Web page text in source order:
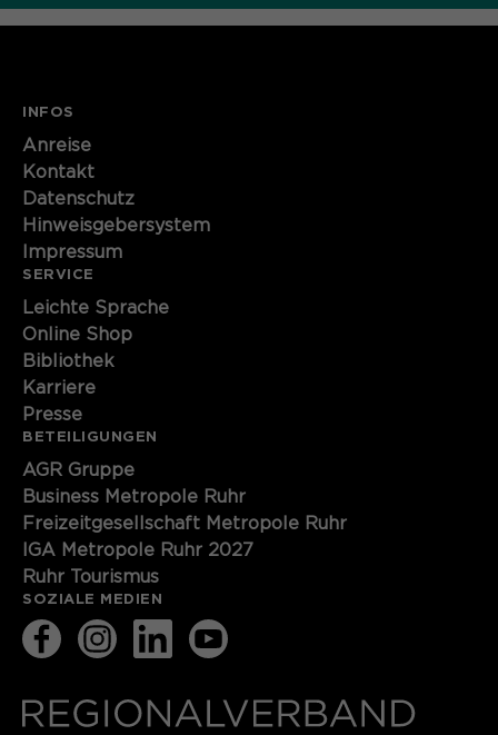
INFOS
Anreise
Kontakt
Datenschutz
Hinweisgebersystem
Impressum
SERVICE
Leichte Sprache
Online Shop
Bibliothek
Karriere
Presse
BETEILIGUNGEN
AGR Gruppe
Business Metropole Ruhr
Freizeitgesellschaft Metropole Ruhr
IGA Metropole Ruhr 2027
Ruhr Tourismus
SOZIALE MEDIEN